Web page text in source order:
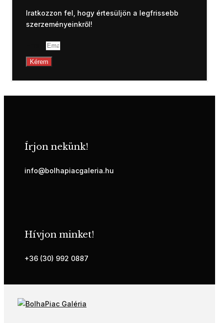
Iratkozzon fel, hogy értesüljön a legfrissebb
szerzeményeinkről!
Kérem
Írjon nekünk!
info@bolhapiacgaleria.hu
Hívjon minket!
+36 (30) 992 0887